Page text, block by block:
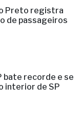
Preto registra
de passageiros
bate recorde e se
interior de SP